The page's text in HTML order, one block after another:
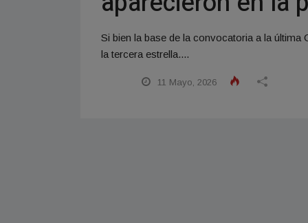
Si bien la base de la convocatoria a la
la tercera estrella....
11 Mayo, 2026